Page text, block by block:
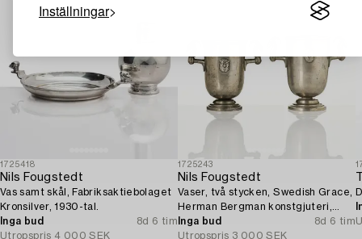
Inställningar
1725418
Nils Fougstedt
Vas samt skål, Fabriksaktiebolaget
Kronsilver, 1930-tal.
Inga bud
8d 6 tim
Utropspris 4 000 SEK
1725243
Nils Fougstedt
Vaser, två stycken, Swedish Grace,
Herman Bergman konstgjuteri,
Stockholm, 1930.
Inga bud
8d 6 tim
Utropspris 3 000 SEK